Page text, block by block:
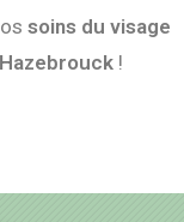
soins du visage
!